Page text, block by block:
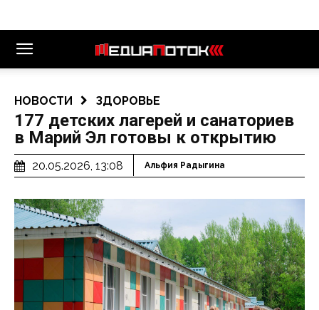
НОВОСТИ ЗДОРОВЬЕ
177 детских лагерей и санаториев
в Марий Эл готовы к открытию
20.05.2026, 13:08 Альфия Радыгина